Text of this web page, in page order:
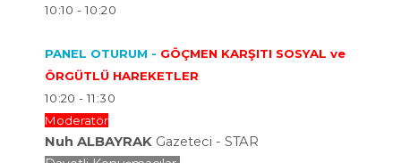
10:10 - 10:20
PANEL OTURUM - GÖÇMEN KARŞITI SOSYAL ve
ÖRGÜTLÜ HAREKETLER
10:20 - 11:30
Moderatör
Nuh ALBAYRAK Gazeteci - STAR